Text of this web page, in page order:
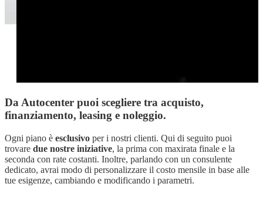
Da Autocenter puoi scegliere tra acquisto,
finanziamento, leasing e noleggio.
Ogni piano è esclusivo per i nostri clienti. Qui di seguito puoi
trovare due nostre iniziative, la prima con maxirata finale e la
seconda con rate costanti. Inoltre, parlando con un consulente
dedicato, avrai modo di personalizzare il costo mensile in base alle
tue esigenze, cambiando e modificando i parametri.